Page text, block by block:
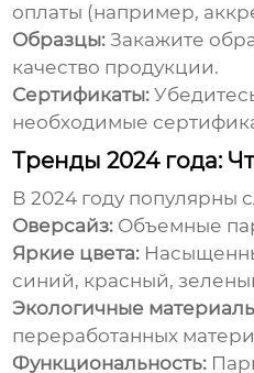
оплаты (например,
Образцы: Закажите
качество продукции.
Сертификаты:
необходимые
Тренды 2024 года:
В 2024 году популярны
Оверсайз: Объемные
Яркие цвета:
синий, красный,
Экологичные
переработанных
Функциональность: